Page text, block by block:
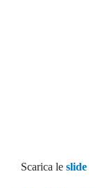
Scarica le slide